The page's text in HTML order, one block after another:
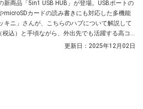
新商品「5in1 USB HUB」が登場。USBポートの
microSDカードの読み書きにも対応した多機能
キニ」さんが、こちらのハブについて解説して
税込）と手頃ながら、外出先でも活躍する高コ
更新日： 2025年12月02日